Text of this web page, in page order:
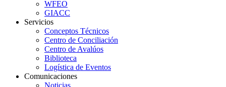
WFEO
GIACC
Servicios
Conceptos Técnicos
Centro de Conciliación
Centro de Avalúos
Biblioteca
Logística de Eventos
Comunicaciones
Noticias